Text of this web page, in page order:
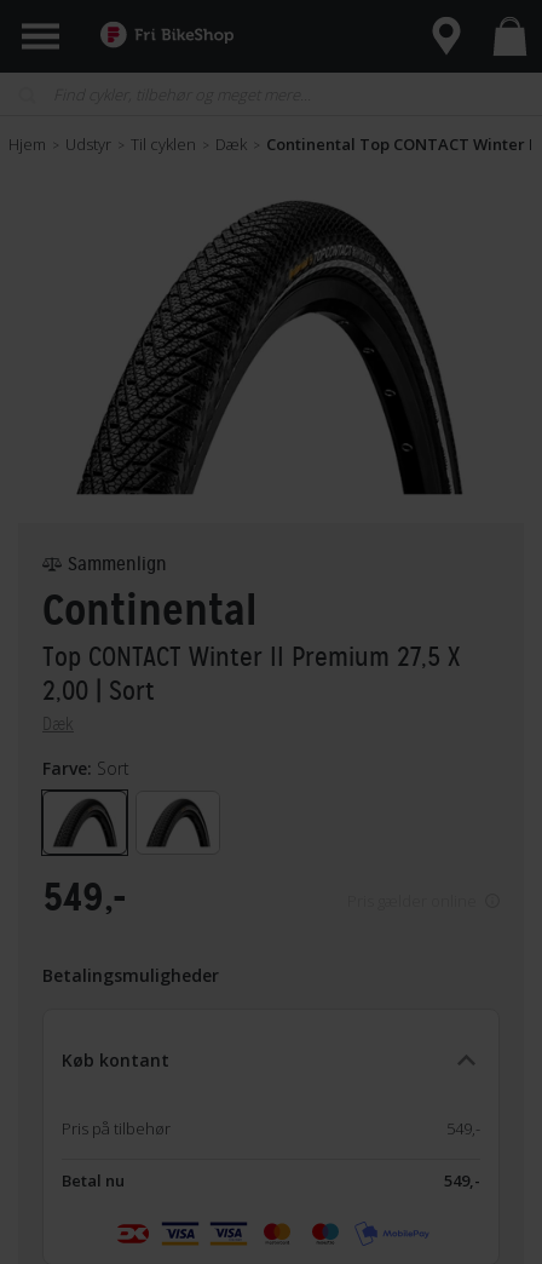
Hjem > Udstyr > Til cyklen > Dæk > Continental Top CONTACT Winter II
Continental
Top CONTACT Winter II Premium 27,5 X
2,00
| Sort
Dæk
Sammenlign
Farve: Sort
549,-
Betalingsmuligheder
Køb kontant
Pris på tilbehør 549,-
Betal nu 549,-